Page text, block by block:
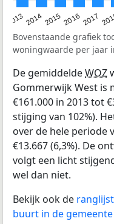
20132014201520162017
Bovenstaande grafiek
woningwaarde per jaar
De gemiddeldeWOZ
Gommerwijk West is
€161.000 in 2013 tot
stijging van 102%).
over de hele periode
€13.667 (6,3%). De
volgt een licht
wel dan niet.
Bekijk ook de
buurt in de